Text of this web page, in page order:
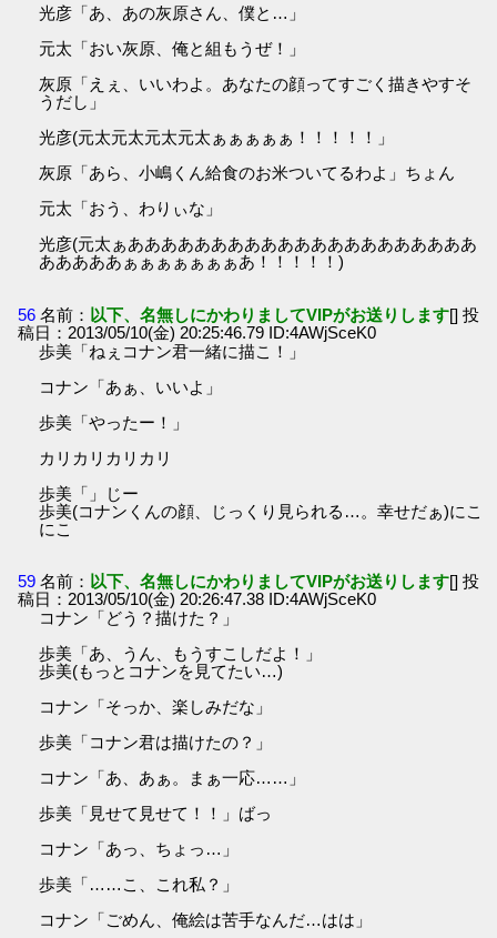
光彦「あ、あの灰原さん、僕と…」
元太「おい灰原、俺と組もうぜ！」
灰原「えぇ、いいわよ。あなたの顔ってすごく描きやすそ
うだし」
光彦(元太元太元太元太ぁぁぁぁぁ！！！！！」
灰原「あら、小嶋くん給食のお米ついてるわよ」ちょん
元太「おう、わりぃな」
光彦(元太ぁあああああああああああああああああああああ
あああああぁぁぁぁぁぁぁあ！！！！！)
56 名前： 以下、名無しにかわりましてVIPがお送りします[] 投
稿日：2013/05/10(金) 20:25:46.79 ID:4AWjSceK0
歩美「ねぇコナン君一緒に描こ！」
コナン「あぁ、いいよ」
歩美「やったー！」
カリカリカリカリ
歩美「」じー
歩美(コナンくんの顔、じっくり見られる…。幸せだぁ)にこ
にこ
59 名前： 以下、名無しにかわりましてVIPがお送りします[] 投
稿日：2013/05/10(金) 20:26:47.38 ID:4AWjSceK0
コナン「どう？描けた？」
歩美「あ、うん、もうすこしだよ！」
歩美(もっとコナンを見てたい…)
コナン「そっか、楽しみだな」
歩美「コナン君は描けたの？」
コナン「あ、あぁ。まぁ一応……」
歩美「見せて見せて！！」ばっ
コナン「あっ、ちょっ…」
歩美「……こ、これ私？」
コナン「ごめん、俺絵は苦手なんだ…はは」